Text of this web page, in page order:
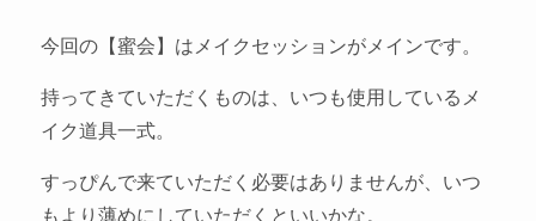
今回の【蜜会】はメイクセッションがメインです。
持ってきていただくものは、いつも使用しているメ
イク道具一式。
すっぴんで来ていただく必要はありませんが、いつ
もより薄めにしていただくといいかな。